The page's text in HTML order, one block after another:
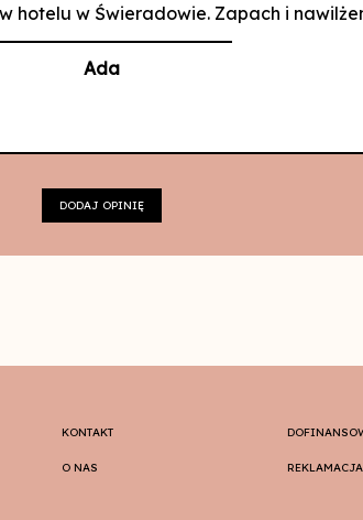
na 5
hotelu w Świeradowie. Zapach i
Ada
DODAJ OPINIĘ
KONTAKT
O NAS